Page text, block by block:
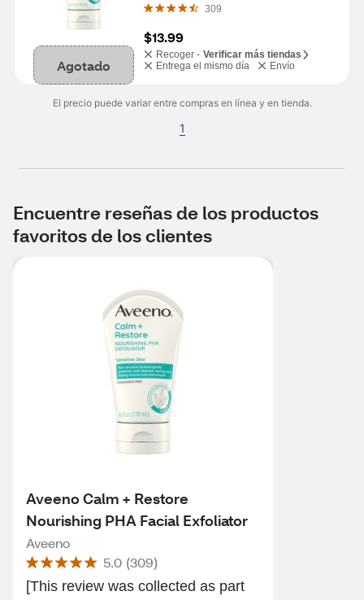
Agotado
309
$13.99
Recoger - Verificar más tiendas
Entrega el mismo día
Envío
El precio puede variar entre compras en línea y en tienda.
1
Encuentre reseñas de los productos
favoritos de los clientes
Aveeno Calm + Restore
Nourishing PHA Facial Exfoliator
Aveeno
5.0 (309)
[This review was collected as part